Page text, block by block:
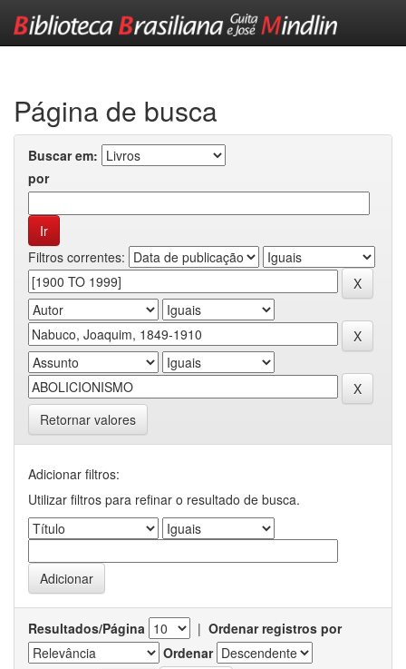
Página de busca
Buscar em:
por
Filtros correntes:
Retornar valores
Adicionar filtros:
Utilizar filtros para refinar o resultado de busca.
Resultados/Página | Ordenar registros por
Ordenar